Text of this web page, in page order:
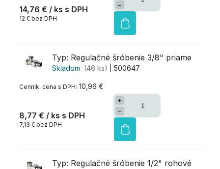
14,76 € / ks
12 € bez DPH
−
Typ: Regulačné šróbenie 3/8" priame
Skladom (46 ks) | 500647
10,96 €
8,77 € / ks
7,13 € bez DPH
+
−
Typ: Regulačné šróbenie 1/2" rohové